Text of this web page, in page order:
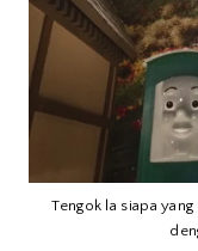
Tengok la siapa